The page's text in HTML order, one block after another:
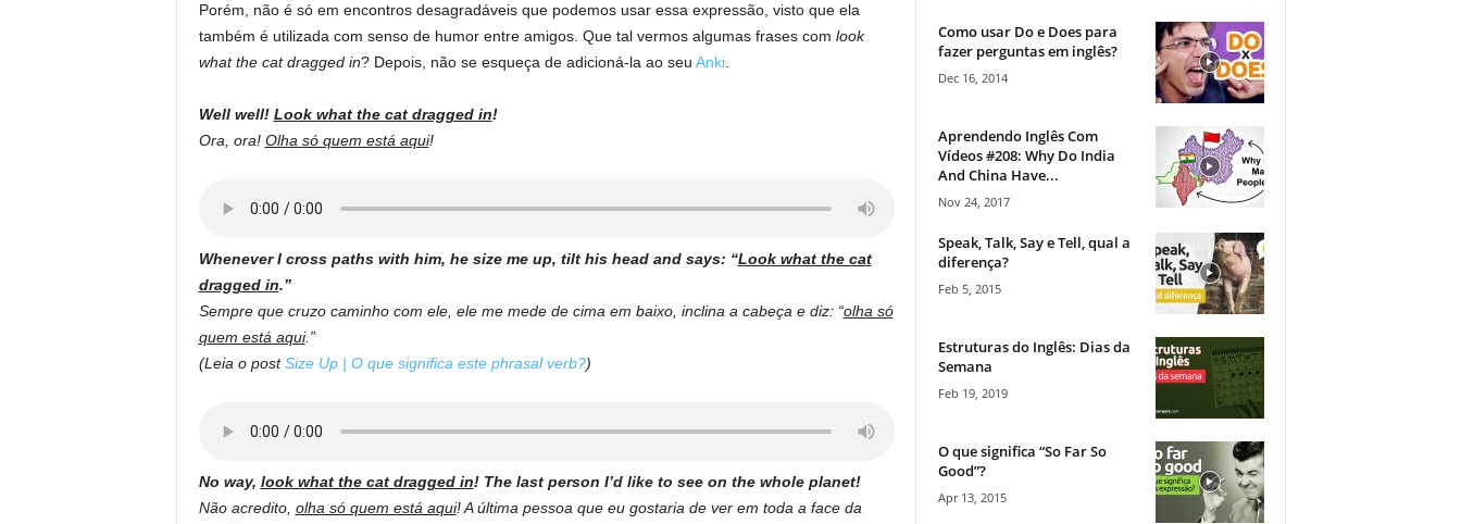
Porém, não é só em encontros desagradáveis que podemos usar essa expressão, visto que ela
também é utilizada com senso de humor entre amigos. Que tal vermos algumas frases com look
what the cat dragged in? Depois, não se esqueça de adicioná-la ao seu Anki.
Well well! Look what the cat dragged in!
Ora, ora! Olha só quem está aqui!
Whenever I cross paths with him, he size me up, tilt his head and says: “Look what the cat
dragged in.”
Sempre que cruzo caminho com ele, ele me mede de cima em baixo, inclina a cabeça e diz: “olha só
quem está aqui.”
(Leia o postSize Up | O que significa este phrasal verb?)
No way, look what the cat dragged in! The last person I’d like to see on the whole planet!
Não acredito, olha só quem está aqui! A última pessoa que eu gostaria de ver em toda a face da
Como usar Do e Does para
fazer perguntas em inglês?
Dec 16, 2014
Aprendendo Inglês Com
Vídeos #208: Why Do India
And China Have...
Nov 24, 2017
Speak, Talk, Say e Tell, qual a
diferença?
Feb 5, 2015
Estruturas do Inglês: Dias da
Semana
Feb 19, 2019
O que significa “So Far So
Good”?
Apr 13, 2015